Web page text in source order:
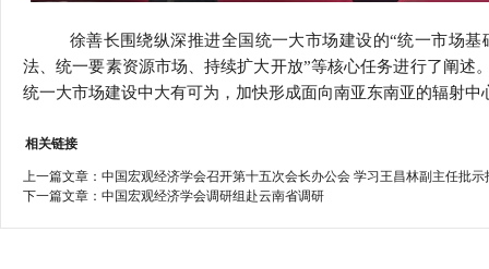
徐善长围绕纵深推进全国统一大市场建设的“统一市场基
法、统一要素资源市场、持续扩大开放”等核心任务进行了阐
统一大市场建设中大有可为，加快形成面向南亚东南亚的辐射中
相关链接
上一篇文章： 中国宏观经济学会召开第十五次会长办公会 学习王昌林副主任批示
下一篇文章： 中国宏观经济学会调研组赴云南省调研